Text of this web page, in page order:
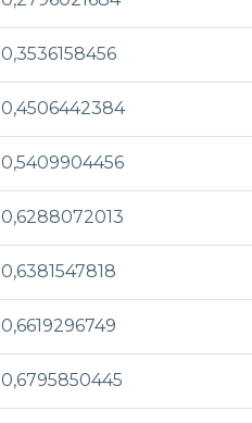
0,3536158456
0,4506442384
0,5409904456
0,6288072013
0,6381547818
0,6619296749
0,6795850445